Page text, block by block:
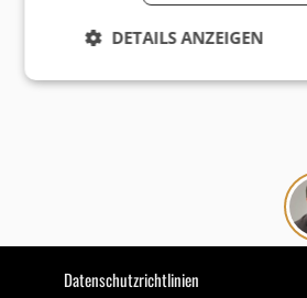
Datenschutzrichtlinien
DETAILS ANZEIGEN